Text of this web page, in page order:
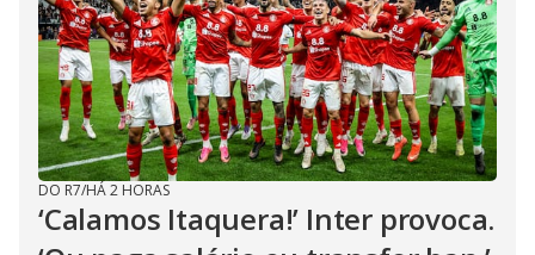
DO R7/HÁ 2 HORAS
‘Calamos Itaquera!’ Inter provoca.